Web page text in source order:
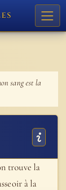
sang est la
trouve la
à la